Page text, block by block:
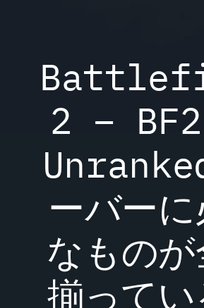
2 –
ーバー
なものが
揃ってい